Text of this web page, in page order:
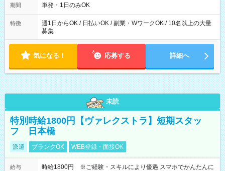
期間 単発・1日のみOK
特徴
週1日からOK / 日払いOK / 副業・WワークOK / 10名以上の大量
募集
気になる！ 応募する 詳細へ
未読
特別時給1800円【ヴァレクストラ】短期スタッ
フ 日本橋
派遣 ブランクOK WEB登録・面接OK
給与
時給1800円 ※ご経験・スキルにより優遇 スマホでかんたんに